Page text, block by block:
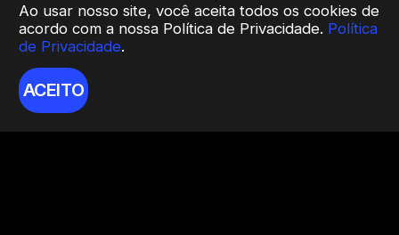
Ao usar nosso site, você aceita todos os cookies de
acordo com a nossa Política de Privacidade. Política
de Privacidade.
ACEITO